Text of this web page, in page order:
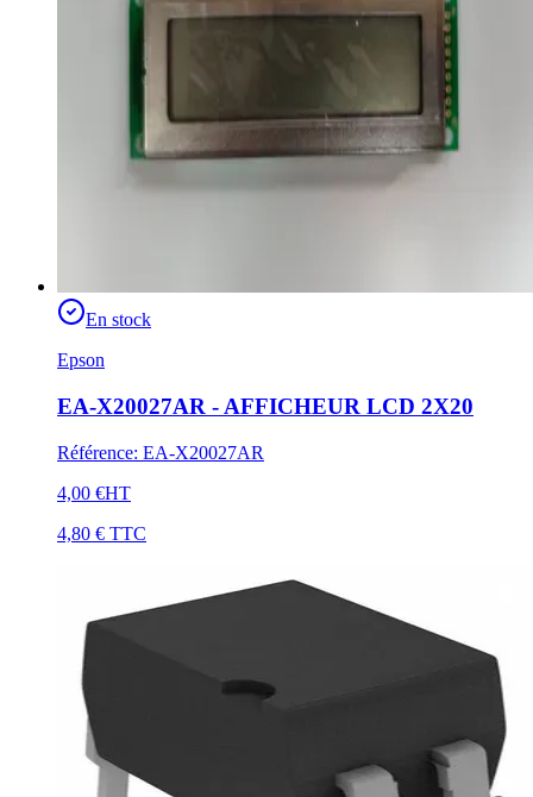
En stock
Epson
EA-X20027AR - AFFICHEUR LCD 2X20
Référence: EA-X20027AR
4,00 €HT
4,80 € TTC